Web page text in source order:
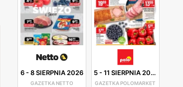
6-8 SIERPNIA 2026
GAZETKA NETTO
5-11 SIERPNIA 2026
GAZETKA POLOMARKET